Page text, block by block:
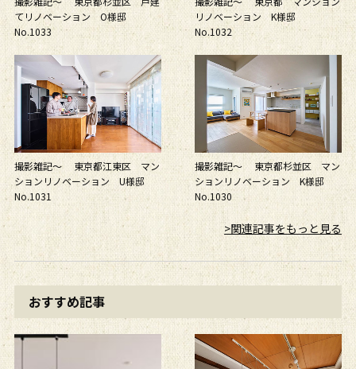
てリノベーション O様邸
No.1033
リノベーション K様邸
No.1032
撮影雑記～ 東京都江東区 マン
ションリノベーション U様邸
No.1031
撮影雑記～ 東京都杉並区 マン
ションリノベーション K様邸
No.1030
>関連記事をもっと見る
おすすめ記事